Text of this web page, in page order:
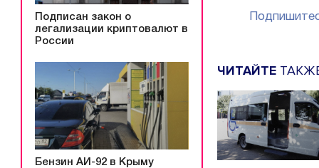
Подписан закон о
легализации криптовалют в
России
Бензин АИ-92 в Крыму
ЧИТАЙТЕ